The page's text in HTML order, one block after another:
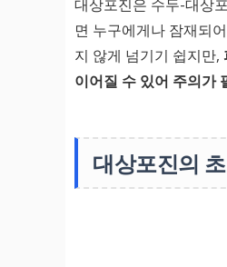
대상포진은 수두-대상
면 누구에게나 잠재되
지 않게 넘기기 쉽지만,
이어질 수 있어 주의가
대상포진의